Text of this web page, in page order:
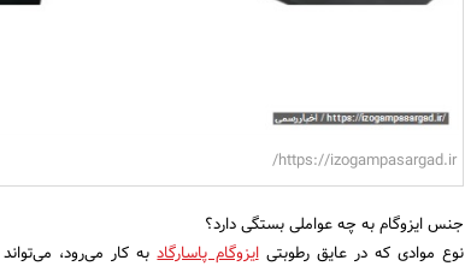
https://izogampasargad.ir/
جنس ایزوگام به چه عواملی بستگی دارد؟
نوع موادی که در عایق رطوبتیایزوگام پاسارگادبه کار می‌رود،